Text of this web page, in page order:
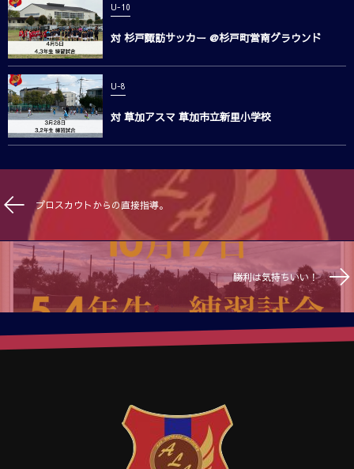
U-10
対 杉戸諏訪サッカー @杉戸町営南グラウンド
U-8
対 草加アスマ 草加市立新里小学校
プロスカウトからの直接指導。
勝利は気持ちいい！